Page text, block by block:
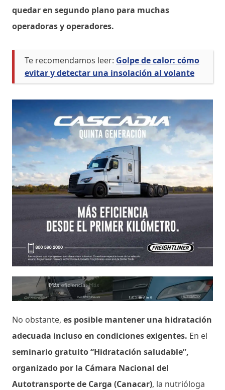
quedar en segundo plano para muchas
operadoras y operadores.
Te recomendamos leer: Golpe de calor: cómo
evitar y detectar una insolación al volante
No obstante, es posible mantener una hidratación
adecuada incluso en condiciones exigentes. En el
seminario gratuito “Hidratación saludable”,
organizado por la Cámara Nacional del
Autotransporte de Carga (Canacar), la nutrióloga